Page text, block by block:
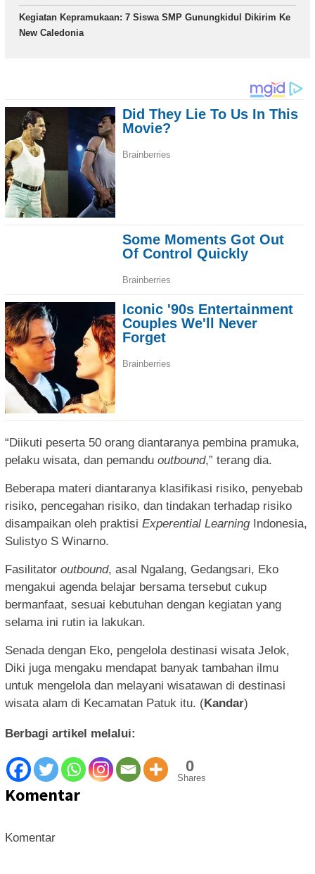
Kegiatan Kepramukaan: 7 Siswa SMP Gunungkidul Dikirim Ke
New Caledonia
“Diikuti peserta 50 orang diantaranya pembina pramuka,
pelaku wisata, dan pemandu outbound,” terang dia.
Beberapa materi diantaranya klasifikasi risiko, penyebab
risiko, pencegahan risiko, dan tindakan terhadap risiko
disampaikan oleh praktisi Experential LearningIndonesia,
Sulistyo S Winarno.
Fasilitator outbound, asal Ngalang, Gedangsari, Eko
mengakui agenda belajar bersama tersebut cukup
bermanfaat, sesuai kebutuhan dengan kegiatan yang
selama ini rutin ia lakukan.
Senada dengan Eko, pengelola destinasi wisata Jelok,
Diki juga mengaku mendapat banyak tambahan ilmu
untuk mengelola dan melayani wisatawan di destinasi
wisata alam di Kecamatan Patuk itu. (Kandar)
Berbagi artikel melalui:
0
Shares
Komentar
Komentar